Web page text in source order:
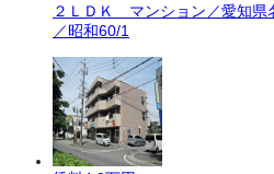
２ＬＤＫ マンション／愛知県
／昭和60/1